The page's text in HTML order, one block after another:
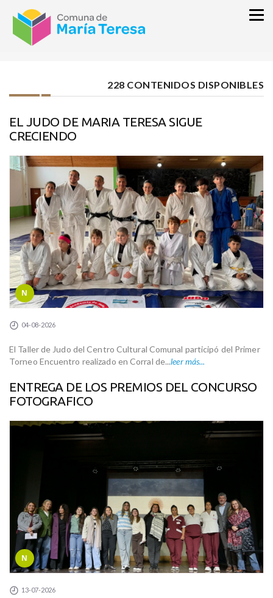
inicio NOTICIAS
228 CONTENIDOS DISPONIBLES
EL JUDO DE MARIA TERESA SIGUE
CRECIENDO
N
04-08-2026
El Taller de Judo del Centro Cultural Comunal participó del Primer
Torneo Encuentro realizado en Corral de...leer más...
ENTREGA DE LOS PREMIOS DEL CONCURSO
FOTOGRAFICO
N
13-07-2026